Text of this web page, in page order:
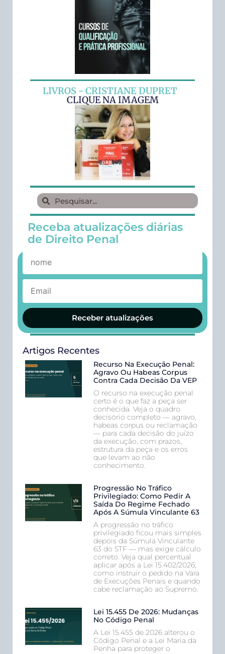
LIVROS - CRISTIANE DUPRET
CLIQUE NA IMAGEM
Receba atualizações diárias
de Direito Penal
Receber atualizações
Artigos Recentes
Recurso Na Execução Penal:
Agravo Ou Habeas Corpus
Contra Cada Decisão Da VEP
O recurso na execução penal
certo é o que faz a peça ser
conhecida. Veja o quadro
decisório completo — agravo,
habeas corpus ou reclamação
— para cada decisão do juízo
da execução, com prazos,
estrutura da peça e os erros
que levam ao não
conhecimento.
Progressão No Tráfico
Privilegiado: Como Pedir A
Saída Do Regime Fechado
Após A Súmula Vinculante 63
A progressão no tráfico
privilegiado ficou mais simples
depois da Súmula Vinculante
63 do STF — mas exige cálculo
correto. Veja qual percentual
aplicar após a Lei 15.402/2026,
como instruir o pedido na Vara
de Execuções Penais e quando
cabe reclamação ao Supremo.
Lei 15.455 De 2026: Mudanças
No Código Penal
A Lei 15.455 de 2026 alterou o
Código Penal e a Lei Maria da
Penha para proteger o